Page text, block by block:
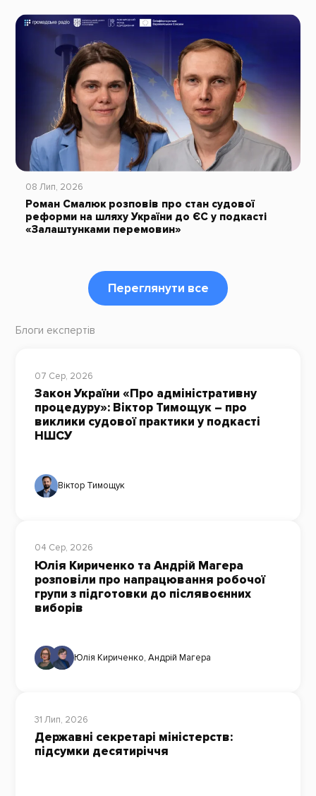
08 Лип, 2026
Роман Смалюк розповів про стан судової
реформи на шляху України до ЄС у подкасті
«Залаштунками перемовин»
Переглянути все
Блоги експертів
07 Сер, 2026
Закон України «Про адміністративну
процедуру»: Віктор Тимощук – про
виклики судової практики у подкасті
НШСУ
Віктор Тимощук
04 Сер, 2026
Юлія Кириченко та Андрій Магера
розповіли про напрацювання робочої
групи з підготовки до післявоєнних
виборів
Юлія Кириченко, Андрій Магера
31 Лип, 2026
Державні секретарі міністерств:
підсумки десятиріччя